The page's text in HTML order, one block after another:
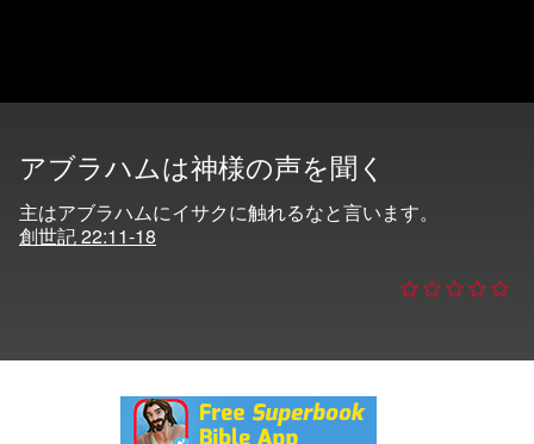
更
アブラハムは神様の声を聞く
主はアブラハムにイサクに触れるなと言います。
創世記 22:11-18